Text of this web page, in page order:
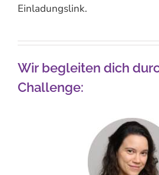
Einladungslink.
Wir begleiten dich
Challenge: